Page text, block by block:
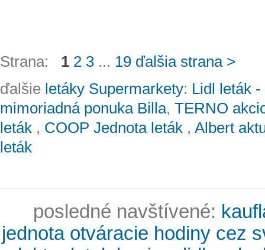
Strana: 1 2 3 ... 19 ďalšia strana >
ďalšie letáky Supermarkety: Lidl leták
mimoriadná ponuka Billa, TERNO
leták , COOP Jednota leták , Albert
leták
posledné navštívené:
jednota otváracie hodiny cez